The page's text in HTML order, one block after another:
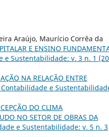
Araújo, Maurício Corrêa da
E ENSINO
e Sustentabilidade: v. 3 n. 1
NA RELAÇÃO ENTRE
e
DO CLIMA
NO SETOR DE OBRAS DA
e Sustentabilidade: v. 5 n. 3